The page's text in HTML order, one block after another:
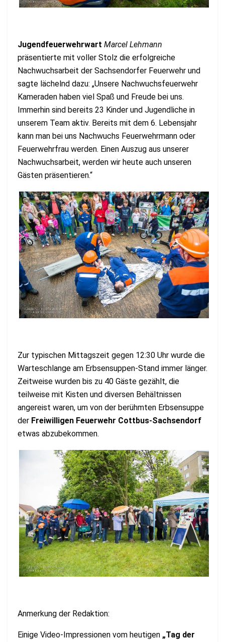
Jugendfeuerwehrwart Marcel Lehmann
präsentierte mit voller Stolz die erfolgreiche
Nachwuchsarbeit der Sachsendorfer Feuerwehr und
sagte lächelnd dazu: „Unsere Nachwuchsfeuerwehr
Kameraden haben viel Spaß und Freude bei uns.
Immerhin sind bereits 23 Kinder und Jugendliche in
unserem Team aktiv. Bereits mit dem 6. Lebensjahr
kann man bei uns Nachwuchs Feuerwehrmann oder
Feuerwehrfrau werden. Einen Auszug aus unserer
Nachwuchsarbeit, werden wir heute auch unseren
Gästen präsentieren.“
Zur typischen Mittagszeit gegen 12:30 Uhr wurde die
Warteschlange am Erbsensuppen-Stand immer länger.
Zeitweise wurden bis zu 40 Gäste gezählt, die
teilweise mit Kisten und diversen Behältnissen
angereist waren, um von der berühmten Erbsensuppe
der Freiwilligen Feuerwehr Cottbus-Sachsendorf
etwas abzubekommen.
Anmerkung der Redaktion:
Einige Video-Impressionen vom heutigen „Tag der